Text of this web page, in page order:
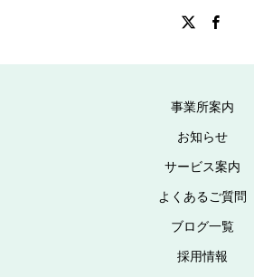
事業所案内
お知らせ
サービス案内
よくあるご質問
ブログ一覧
採用情報